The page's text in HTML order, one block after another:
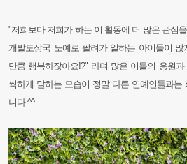
"저희보다 저희가 하는 이 활동에 더 많은 관심
개발도상국 노예로 팔려가 일하는 아이들이
만큼 행복하잖아요!?" 라며 많은 이들의 응원
씩하게 말하는 모습이 정말 다른 연예인들과
니다.^^